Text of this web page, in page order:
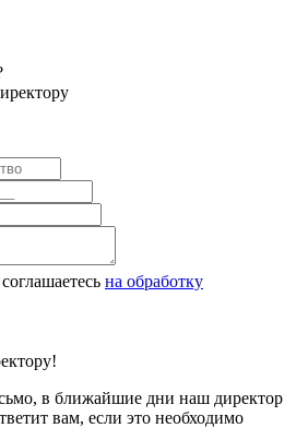
на обработку
в ближайшие дни наш директор
вам, если это необходимо